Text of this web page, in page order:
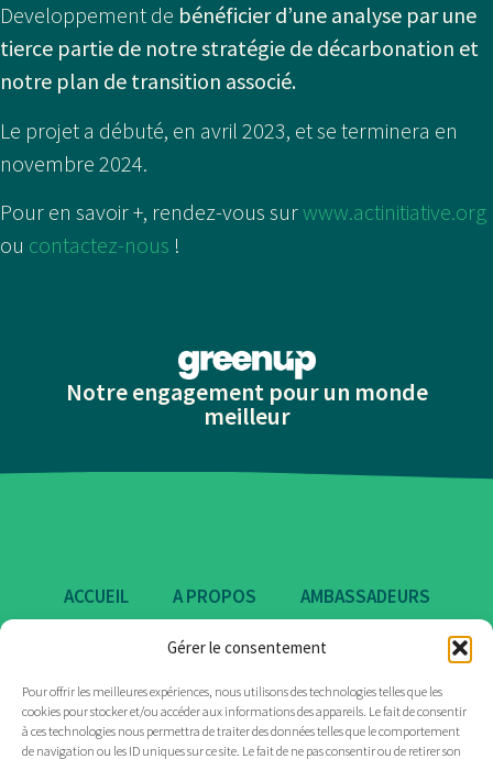
Gérer le consentement
Pour offrir les meilleures expériences, nous utilisons des technologies telles que les
cookies pour stocker et/ou accéder aux informations des appareils. Le fait de consentir
à ces technologies nous permettra de traiter des données telles que le comportement
de navigation ou les ID uniques sur ce site. Le fait de ne pas consentir ou de retirer son
Developpement de bénéficier d’une analyse par une
tierce partie de notre stratégie de décarbonation et
notre plan de transition associé.
Le projet a débuté, en avril 2023, et se terminera en
novembre 2024.
Pour en savoir +, rendez-vous surwww.actinitiative.org
ou contactez-nous !
Notre engagement pour un monde
meilleur
ACCUEIL A PROPOS AMBASSADEURS
ENGAGEMENTS CERTIFICATIONS
ACTUALITÉS MARQUES CONTACT